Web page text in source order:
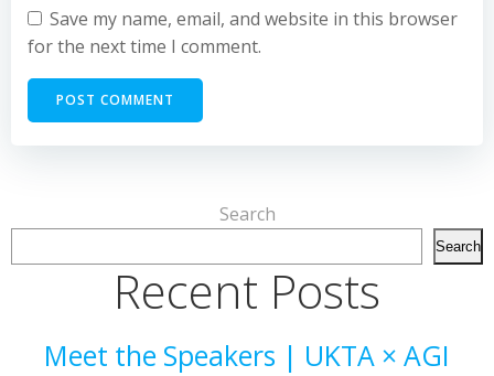
Save my name, email, and website in this browser
for the next time I comment.
Search
Search
Recent Posts
Meet the Speakers | UKTA × AGI